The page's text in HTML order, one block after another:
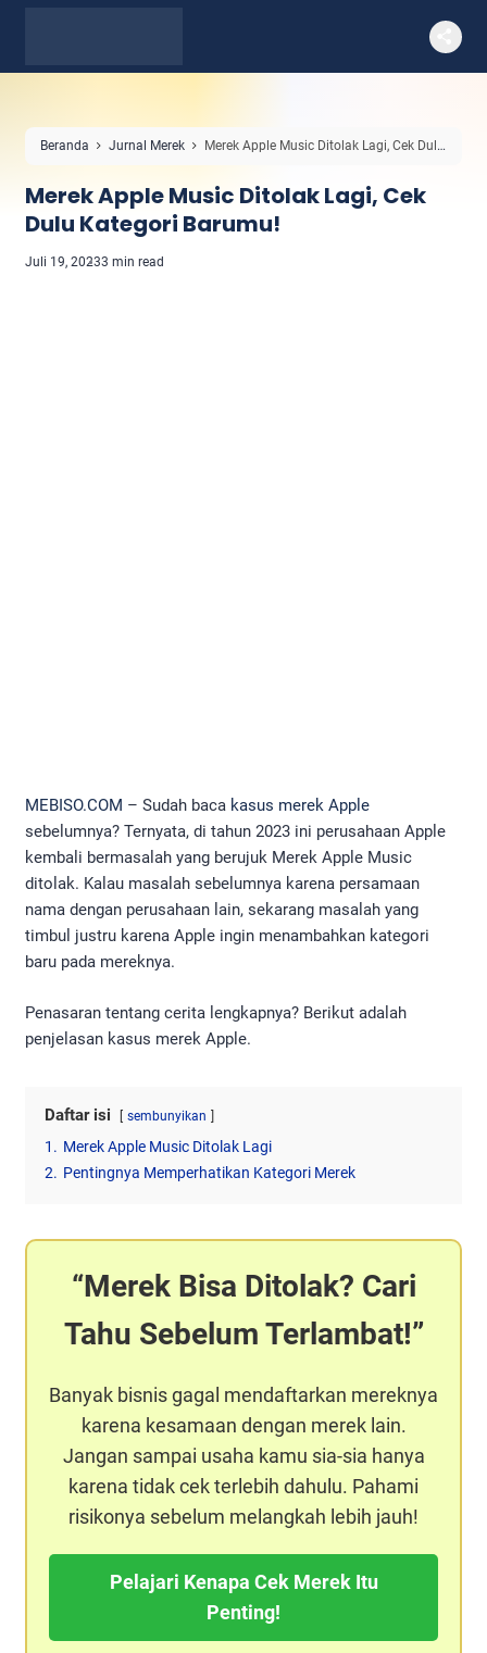
Beranda Jurnal Merek
Merek Apple Music Ditolak Lagi, Cek Dulu
Merek Apple Music Ditolak Lagi, Cek
Dulu Kategori Barumu!
Juli 19, 20233 min read
MEBISO.COM – Sudah baca kasus merek Apple
sebelumnya? Ternyata, di tahun 2023 ini perusahaan Apple
kembali bermasalah yang berujuk Merek Apple Music
ditolak. Kalau masalah sebelumnya karena persamaan
nama dengan perusahaan lain, sekarang masalah yang
timbul justru karena Apple ingin menambahkan kategori
baru pada mereknya.
Penasaran tentang cerita lengkapnya? Berikut adalah
penjelasan kasus merek Apple.
Daftar isi sembunyikan
1. Merek Apple Music Ditolak Lagi
2. Pentingnya Memperhatikan Kategori Merek
Merek Bisa Ditolak? Cari
Tahu Sebelum Terlambat!
Banyak bisnis gagal mendaftarkan mereknya
karena kesamaan dengan merek lain.
Jangan sampai usaha kamu sia-sia hanya
karena tidak cek terlebih dahulu. Pahami
risikonya sebelum melangkah lebih jauh!
Pelajari Kenapa Cek Merek Itu
Penting!